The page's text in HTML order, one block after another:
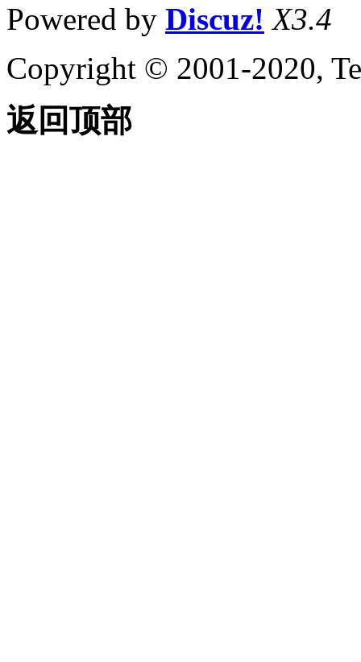
Powered by Discuz! X3.4
Copyright © 2001-2020,
返回顶部